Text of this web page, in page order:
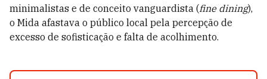
minimalistas e de conceito vanguardista (fine dining),
o Mida afastava o público local pela percepção de
excesso de sofisticação e falta de acolhimento.